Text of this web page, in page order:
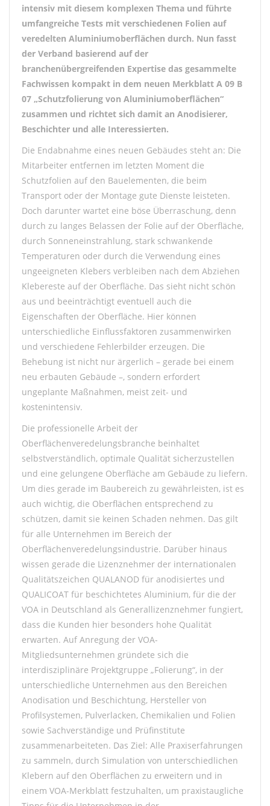
intensiv mit diesem komplexen Thema und führte
umfangreiche Tests mit verschiedenen Folien auf
veredelten Aluminiumoberflächen durch. Nun fasst
der Verband basierend auf der
branchenübergreifenden Expertise das gesammelte
Fachwissen kompakt in dem neuen Merkblatt A 09 B
07 „Schutzfolierung von Aluminiumoberflächen“
zusammen und richtet sich damit an Anodisierer,
Beschichter und alle Interessierten.
Die Endabnahme eines neuen Gebäudes steht an: Die
Mitarbeiter entfernen im letzten Moment die
Schutzfolien auf den Bauelementen, die beim
Transport oder der Montage gute Dienste leisteten.
Doch darunter wartet eine böse Überraschung, denn
durch zu langes Belassen der Folie auf der Oberfläche,
durch Sonneneinstrahlung, stark schwankende
Temperaturen oder durch die Verwendung eines
ungeeigneten Klebers verbleiben nach dem Abziehen
Klebereste auf der Oberfläche. Das sieht nicht schön
aus und beeinträchtigt eventuell auch die
Eigenschaften der Oberfläche. Hier können
unterschiedliche Einflussfaktoren zusammenwirken
und verschiedene Fehlerbilder erzeugen. Die
Behebung ist nicht nur ärgerlich – gerade bei einem
neu erbauten Gebäude –, sondern erfordert
ungeplante Maßnahmen, meist zeit- und
kostenintensiv.
Die professionelle Arbeit der
Oberflächenveredelungsbranche beinhaltet
selbstverständlich, optimale Qualität sicherzustellen
und eine gelungene Oberfläche am Gebäude zu liefern.
Um dies gerade im Baubereich zu gewährleisten, ist es
auch wichtig, die Oberflächen entsprechend zu
schützen, damit sie keinen Schaden nehmen. Das gilt
für alle Unternehmen im Bereich der
Oberflächenveredelungsindustrie. Darüber hinaus
wissen gerade die Lizenznehmer der internationalen
Qualitätszeichen QUALANOD für anodisiertes und
QUALICOAT für beschichtetes Aluminium, für die der
VOA in Deutschland als Generallizenznehmer fungiert,
dass die Kunden hier besonders hohe Qualität
erwarten. Auf Anregung der VOA-
Mitgliedsunternehmen gründete sich die
interdisziplinäre Projektgruppe „Folierung“, in der
unterschiedliche Unternehmen aus den Bereichen
Anodisation und Beschichtung, Hersteller von
Profilsystemen, Pulverlacken, Chemikalien und Folien
sowie Sachverständige und Prüfinstitute
zusammenarbeiteten. Das Ziel: Alle Praxiserfahrungen
zu sammeln, durch Simulation von unterschiedlichen
Klebern auf den Oberflächen zu erweitern und in
einem VOA-Merkblatt festzuhalten, um praxistaugliche